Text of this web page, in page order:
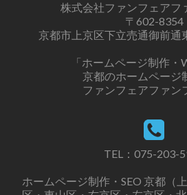
株式会社ファンフェアフ
〒602-8354
京都市上京区下立売通御前通
「ホームページ制作・
京都のホームページ
ファンフェアファン
TEL： 075-203-
ホームページ制作・SEO 京都（